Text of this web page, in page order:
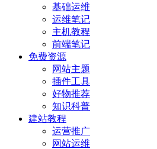
基础运维
运维笔记
主机教程
前端笔记
免费资源
网站主题
插件工具
好物推荐
知识科普
建站教程
运营推广
网站运维